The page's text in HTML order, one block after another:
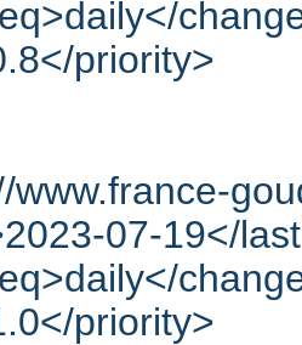
priority>
www.france-
07-19</
priority>